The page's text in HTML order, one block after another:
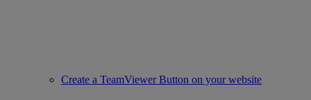
Create a TeamViewer Button on your website